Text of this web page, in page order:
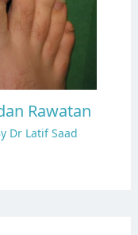
Rawatan
Dr Latif Saad